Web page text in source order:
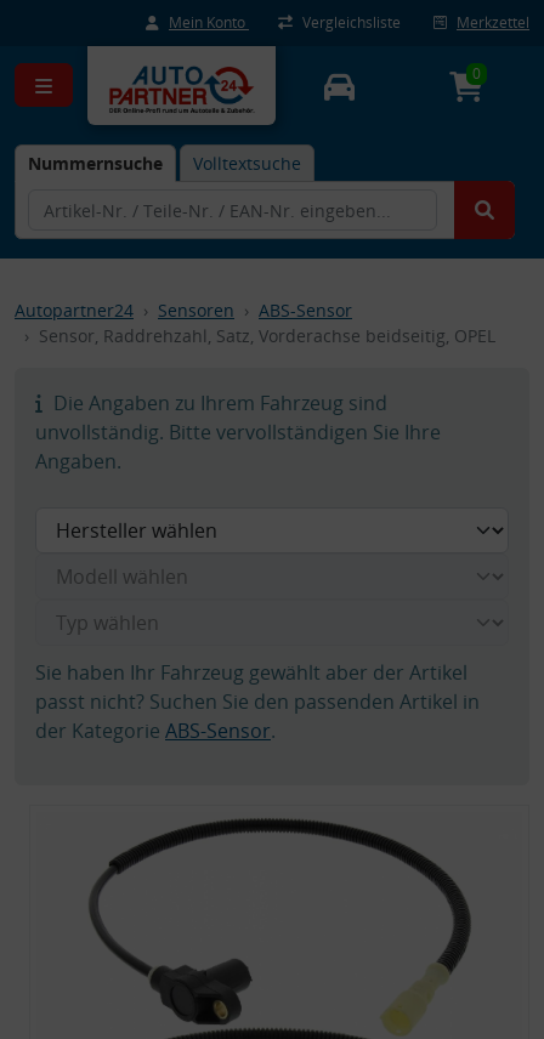
Mein Konto Vergleichsliste Merkzettel
Nummernsuche Volltextsuche
0
Autopartner24 Sensoren
ABS-Sensor
Sensor, Raddrehzahl, Satz, Vorderachse beidseitig, OPEL
Die Angaben zu Ihrem Fahrzeug sind
unvollständig. Bitte vervollständigen Sie Ihre
Angaben.
Sie haben Ihr Fahrzeug gewählt aber der Artikel
passt nicht? Suchen Sie den passenden Artikel in
der Kategorie ABS-Sensor.